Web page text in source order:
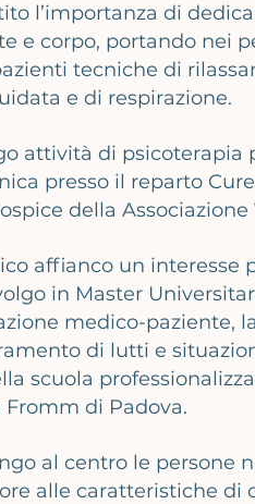
l’importanza di
e corpo, portando nei
tecniche di
e di respirazione.
attività di psicoterapia
presso il reparto
della Associazione
affianco un interesse
in Master
medico-paziente,
di lutti e
scuola
di Padova.
al centro le persone
alle caratteristiche di